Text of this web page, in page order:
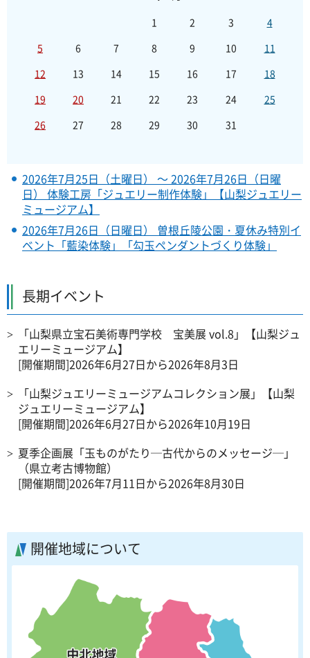
1 2 3
4
5
6 7 8 9 10
11
12
13 14 15 16 17
18
19
20 21 22 23 24
25
26
27 28 29 30 31
2026年7月25日（土曜日） ～ 2026年7月26日（日曜
日） 体験工房「ジュエリー制作体験」【山梨ジュエリー
ミュージアム】
2026年7月26日（日曜日） 曽根丘陵公園・夏休み特別イ
ベント「藍染体験」「勾玉ペンダントづくり体験」
長期イベント
「山梨県立宝石美術専門学校 宝美展 vol.8」【山梨ジュ
エリーミュージアム】
[開催期間]2026年6月27日から2026年8月3日
「山梨ジュエリーミュージアムコレクション展」【山梨
ジュエリーミュージアム】
[開催期間]2026年6月27日から2026年10月19日
夏季企画展「玉ものがたり─古代からのメッセージ─」
（県立考古博物館）
[開催期間]2026年7月11日から2026年8月30日
開催地域について